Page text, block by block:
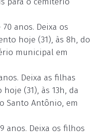
- 70 anos. Deixa os
hoje (31), às 8h, do
municipal em
anos. Deixa as filhas
hoje (31), às 13h, da
Santo Antônio, em
anos. Deixa os filhos